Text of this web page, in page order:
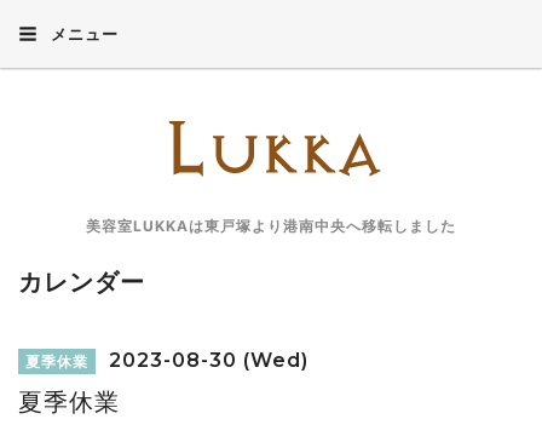
メニュー
美容室LUKKAは東戸塚より港南中央へ移転しました
カレンダー
夏季休業 2023-08-30 (Wed)
夏季休業